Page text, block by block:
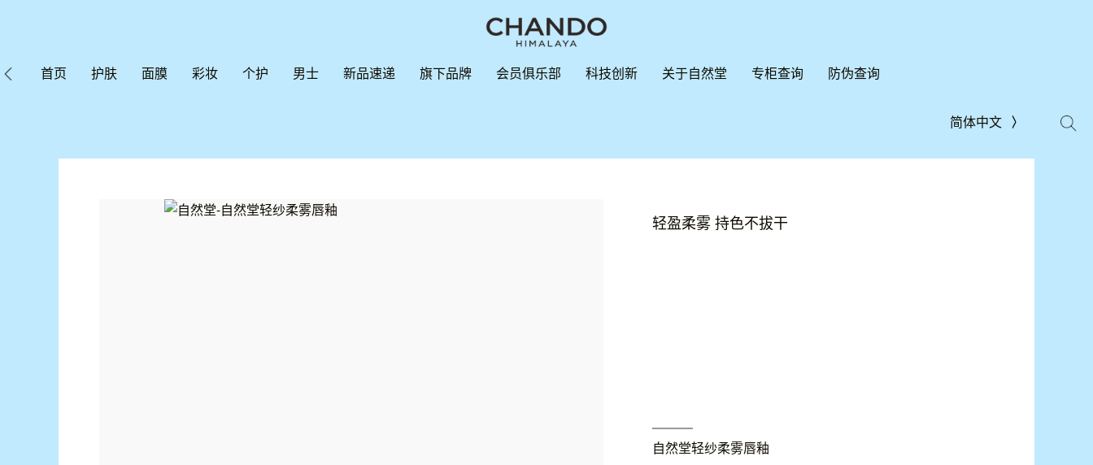
首页 护肤 面膜 彩妆 个护 男士 新品速递 旗下品牌 会员俱乐部 科技创新 关于自然堂 专柜查询 防伪查询
简体中文
轻盈柔雾 持色不拔干
自然堂轻纱柔雾唇釉